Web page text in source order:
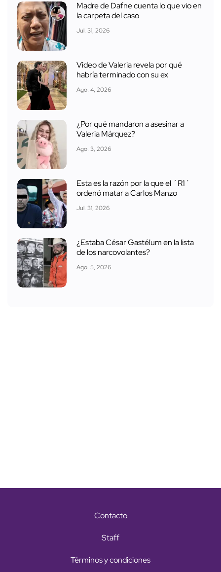
Madre de Dafne cuenta lo que vio en
la carpeta del caso
Jul. 31, 2026
Video de Valeria revela por qué
habría terminado con su ex
Ago. 4, 2026
¿Por qué mandaron a asesinar a
Valeria Márquez?
Ago. 3, 2026
Esta es la razón por la que el ´R1´
ordenó matar a Carlos Manzo
Jul. 31, 2026
¿Estaba César Gastélum en la lista
de los narcovolantes?
Ago. 5, 2026
Contacto
Staff
Términos y condiciones